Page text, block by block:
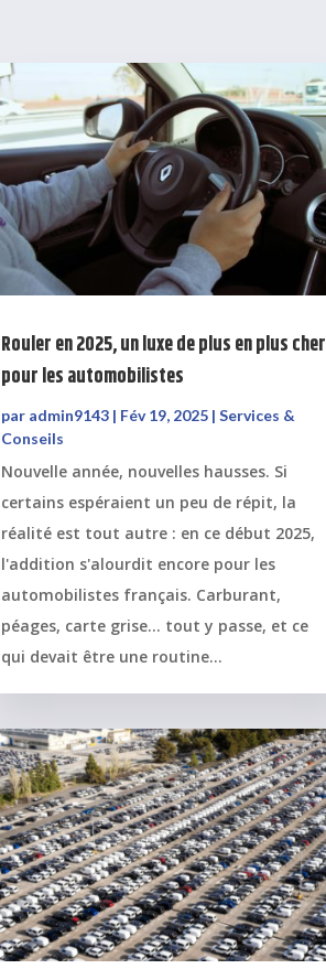
Rouler en 2025, un luxe de plus en plus cher
pour les automobilistes
par admin9143| Fév 19, 2025| Services &
Conseils
Nouvelle année, nouvelles hausses. Si
certains espéraient un peu de répit, la
réalité est tout autre : en ce début 2025,
l'addition s'alourdit encore pour les
automobilistes français. Carburant,
péages, carte grise… tout y passe, et ce
qui devait être une routine...